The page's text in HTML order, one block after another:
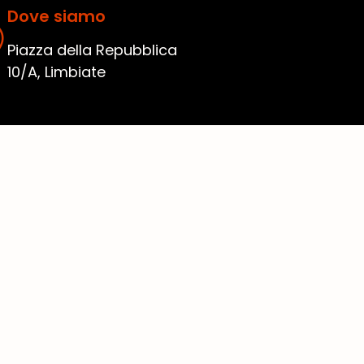
Dove siamo
Piazza della Repubblica
10/A, Limbiate